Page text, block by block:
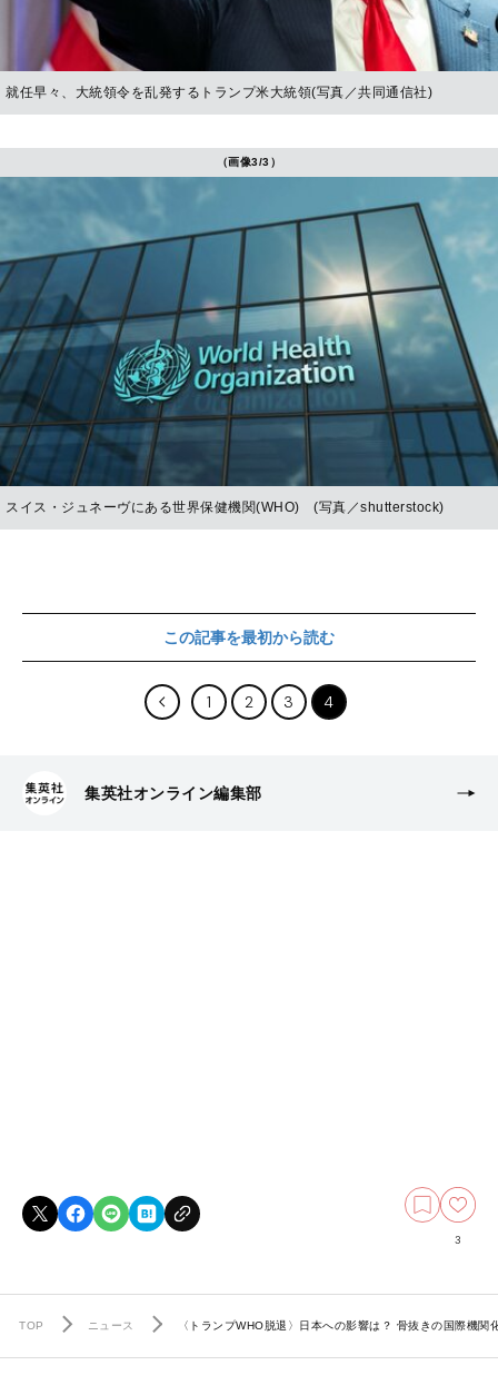
就任早々、大統領令を乱発するトランプ米大統領(写真／共同通信社)
（画像3/3）
スイス・ジュネーヴにある世界保健機関(WHO) (写真／shutterstock)
この記事を最初から読む
1 2 3 4
集英社オンライン編集部
3
TOP ニュース 〈トランプWHO脱退〉日本への影響は？ 骨抜きの国際機